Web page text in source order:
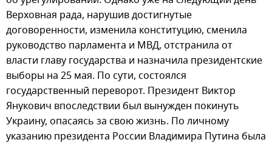
Верховная рада, нарушив достигнутые
договоренности, изменила конституцию, сменила
руководство парламента и МВД, отстранила от
власти главу государства и назначила президентские
выборы на 25 мая. По сути, состоялся
государственный переворот. Президент Виктор
Янукович впоследствии был вынужден покинуть
Украину, опасаясь за свою жизнь. По личному
указанию президента России Владимира Путина была